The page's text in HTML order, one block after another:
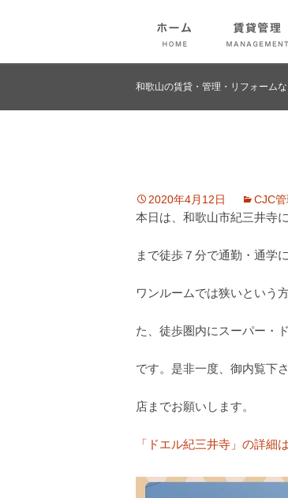
和歌山の賃貸・管理・リフォーム
2020年4月12日 CJC
本日は、和歌山市紀三井寺
まで徒歩７分で通勤・通学
ワンルームでは狭いという
た、徒歩圏内にスーパー・
です。是非一度、御内覧下
店までお願いします。
「ドエル紀三井寺」の詳細